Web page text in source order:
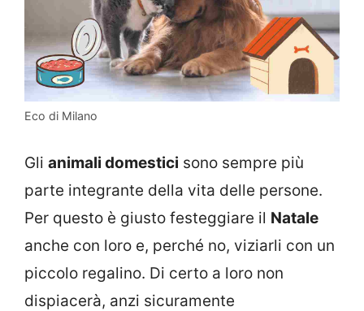
Eco di Milano
Gli animali domestici sono sempre più
parte integrante della vita delle persone.
Per questo è giusto festeggiare il Natale
anche con loro e, perché no, viziarli con un
piccolo regalino. Di certo a loro non
dispiacerà, anzi sicuramente